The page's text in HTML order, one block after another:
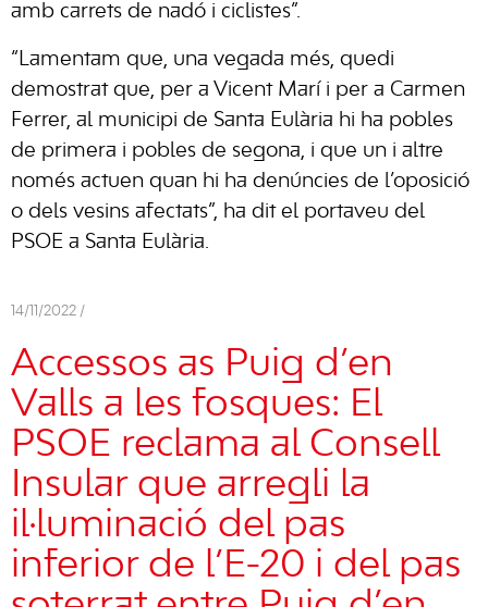
amb carrets de nadó i ciclistes”.
“Lamentam que, una vegada més, quedi
demostrat que, per a Vicent Marí i per a Carmen
Ferrer, al municipi de Santa Eulària hi ha pobles
de primera i pobles de segona, i que un i altre
només actuen quan hi ha denúncies de l’oposició
o dels vesins afectats”, ha dit el portaveu del
PSOE a Santa Eulària.
14/11/2022 /
Accessos as Puig d’en
Valls a les fosques: El
PSOE reclama al Consell
Insular que arregli la
il·luminació del pas
inferior de l’E-20 i del pas